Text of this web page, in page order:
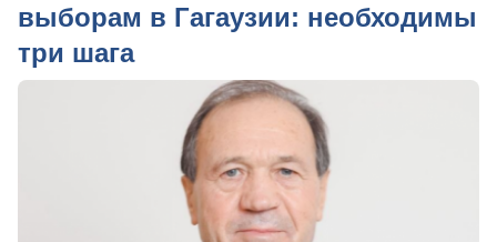
выборам в Гагаузии: необходимы
три шага